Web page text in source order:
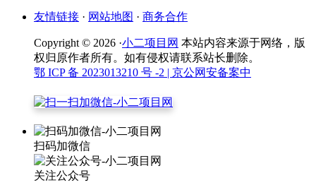
友情链接 · 网站地图 · 商务合作
Copyright © 2026 ·小二项目网 本站内容来源于网络，版
权归原作者所有。如有侵权请联系站长删除。
鄂 ICP 备 2023013210 号 -2 | 京公网安备案中
扫码加微信
关注公众号